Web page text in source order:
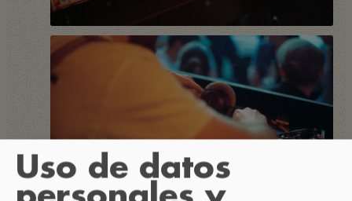
Uso de datos